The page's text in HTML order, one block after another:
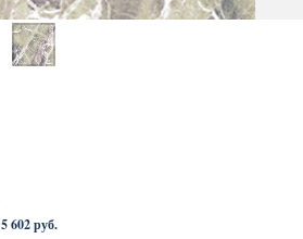
5 602 руб.